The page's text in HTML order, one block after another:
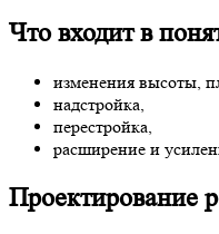
Что входит в
изменения высоты,
надстройка,
перестройка,
расширение и
Проектирование